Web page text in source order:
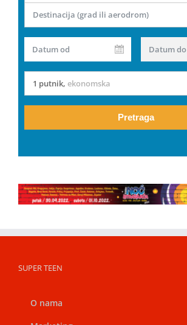
Destinacija (grad ili aerodrom)
Datum od Datum do
1 putnik, ekonomska
Pretraga
SUPER TEEN
O nama